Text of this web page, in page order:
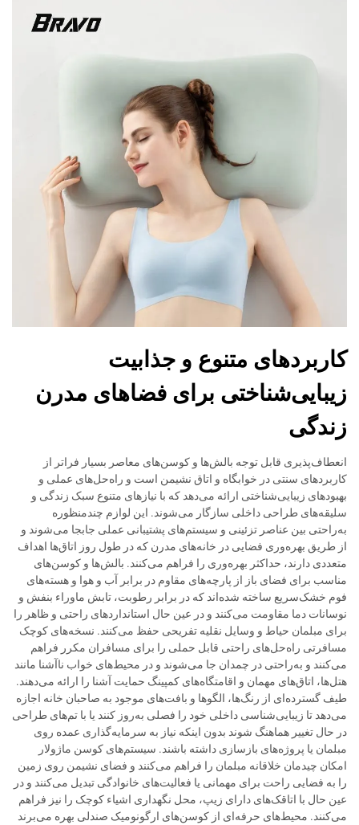
کاربردهای متنوع و جذابیت
زیبایی‌شناختی برای فضاهای مدرن
زندگی
انعطاف‌پذیری قابل توجه بالش‌ها و کوسن‌های معاصر بسیار فراتر از
کاربردهای سنتی در خوابگاه و اتاق نشیمن است و راه‌حل‌های عملی و
بهبودهای زیبایی‌شناختی ارائه می‌دهد که با نیازهای متنوع سبک زندگی و
سلیقه‌های طراحی داخلی سازگار می‌شوند. این لوازم چندمنظوره
به‌راحتی بین عناصر تزئینی و سیستم‌های پشتیبانی عملی جابجا می‌شوند و
از طریق بهره‌وری فضایی در خانه‌های مدرن که در طول روز اتاق‌ها اهداف
متعددی دارند، حداکثر بهره‌وری را فراهم می‌کنند. بالش‌ها و کوسن‌های
مناسب برای فضای باز از پارچه‌های مقاوم در برابر آب و هوا و هسته‌های
فوم خشک‌سریع ساخته شده‌اند که در برابر رطوبت، تابش ماوراء بنفش و
نوسانات دما مقاومت می‌کنند و در عین حال استانداردهای راحتی و ظاهر را
برای مبلمان حیاط و وسایل نقلیه تفریحی حفظ می‌کنند. نسخه‌های کوچک
مسافرتی راه‌حل‌های راحتی قابل حملی را برای مسافران مکرر فراهم
می‌کنند و به‌راحتی در چمدان جا می‌شوند و در محیط‌های خواب ناآشنا مانند
هتل‌ها، اتاق‌های مهمان و اقامتگاه‌های کمپینگ حمایت آشنا را ارائه می‌دهند.
طیف گسترده‌ای از رنگ‌ها، الگوها و بافت‌های موجود به صاحبان خانه اجازه
می‌دهد تا زیبایی‌شناسی داخلی خود را فصلی به‌روز کنند یا با تم‌های طراحی
در حال تغییر هماهنگ شوند بدون اینکه نیاز به سرمایه‌گذاری عمده روی
مبلمان یا پروژه‌های بازسازی داشته باشند. سیستم‌های کوسن ماژولار
امکان چیدمان خلاقانه مبلمان را فراهم می‌کنند و فضای نشیمن روی زمین
را به فضایی راحت برای مهمانی یا فعالیت‌های خانوادگی تبدیل می‌کنند و در
عین حال با اتاقک‌های دارای زیپ، محل نگهداری اشیاء کوچک را نیز فراهم
می‌کنند. محیط‌های حرفه‌ای از کوسن‌های ارگونومیک صندلی بهره می‌برند